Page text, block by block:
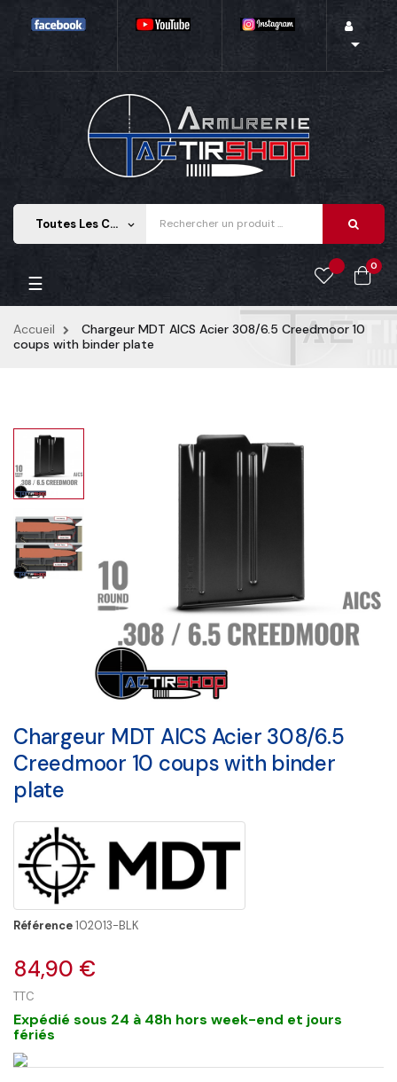

Toutes Les Catégories keyboard_arrow_down
0
Basculer la navigation
☰
Accueil
Chargeur MDT AICS Acier 308/6.5 Creedmoor 10
coups with binder plate
Chargeur MDT AICS Acier 308/6.5
Creedmoor 10 coups with binder
plate
Référence102013-BLK
84,90 €
TTC
Expédié sous 24 à 48h hors week-end et jours
fériés